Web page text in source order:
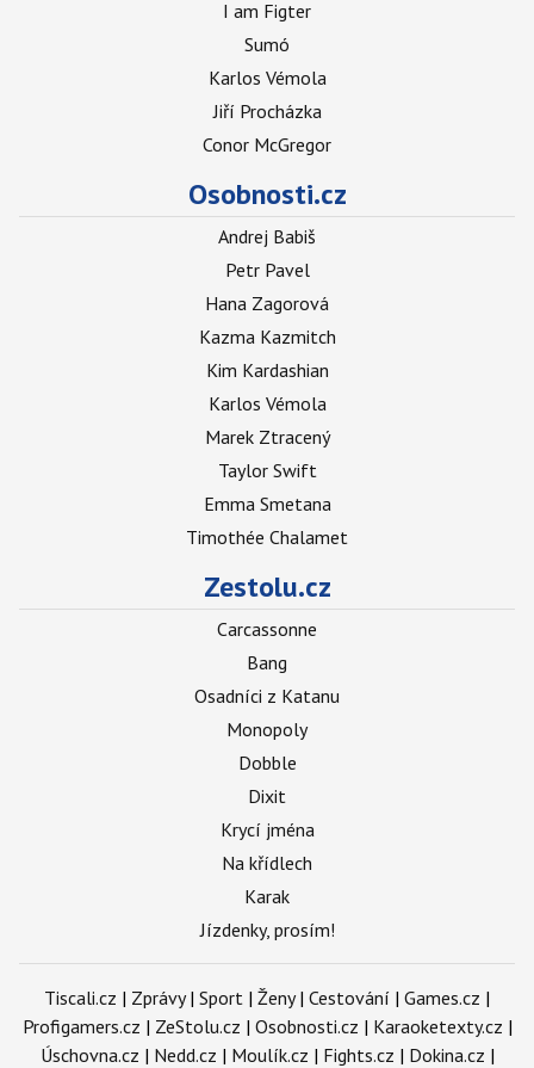
I am Figter
Sumó
Karlos Vémola
Jiří Procházka
Conor McGregor
Osobnosti.cz
Andrej Babiš
Petr Pavel
Hana Zagorová
Kazma Kazmitch
Kim Kardashian
Karlos Vémola
Marek Ztracený
Taylor Swift
Emma Smetana
Timothée Chalamet
Zestolu.cz
Carcassonne
Bang
Osadníci z Katanu
Monopoly
Dobble
Dixit
Krycí jména
Na křídlech
Karak
Jízdenky, prosím!
Tiscali.cz | Zprávy| Sport | Ženy| Cestování | Games.cz |
Profigamers.cz | ZeStolu.cz | Osobnosti.cz | Karaoketexty.cz |
Úschovna.cz | Nedd.cz | Moulík.cz | Fights.cz | Dokina.cz |